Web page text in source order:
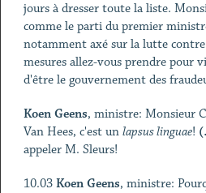
jours à dresser toute la liste.
comme le parti du premier
notamment axé sur la lutte contre
mesures allez-vous prendre pour
d'être le gouvernement des
Koen Geens, ministre: Monsieur
Van Hees, c'est un lapsuslinguae!
appeler M. Sleurs!
10.03 Koen Geens, ministre: